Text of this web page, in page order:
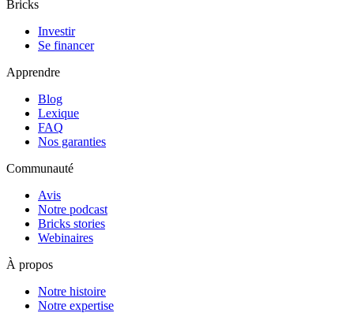
Bricks
Investir
Se financer
Apprendre
Blog
Lexique
FAQ
Nos garanties
Communauté
Avis
Notre podcast
Bricks stories
Webinaires
À propos
Notre histoire
Notre expertise